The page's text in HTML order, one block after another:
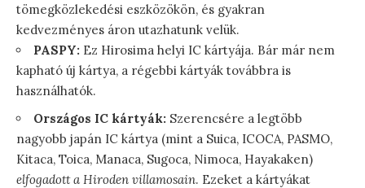
tömegközlekedési eszközökön, és gyakran
kedvezményes áron utazhatunk velük.
PASPY: Ez Hirosima helyi IC kártyája. Bár már nem
kapható új kártya, a régebbi kártyák továbbra is
használhatók.
Országos IC kártyák: Szerencsére a legtöbb
nagyobb japán IC kártya (mint a Suica, ICOCA, PASMO,
Kitaca, Toica, Manaca, Sugoca, Nimoca, Hayakaken)
elfogadott a Hiroden villamosain. Ezeket a kártyákat